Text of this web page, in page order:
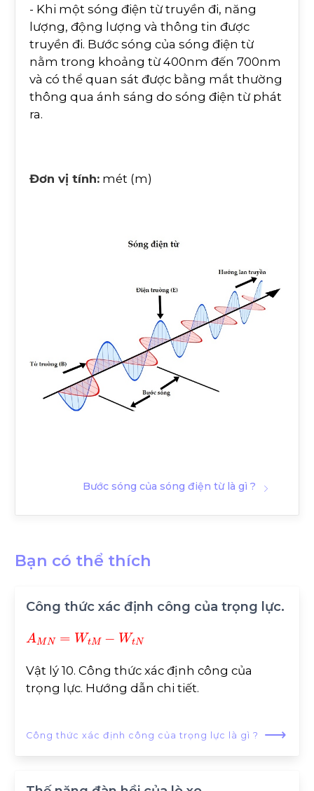
- Khi một sóng điện từ truyền đi, năng
lượng, động lượng và thông tin được
truyền đi. Bước sóng của sóng điện từ
nằm trong khoảng từ 400nm đến 700nm
và có thể quan sát được bằng mắt thường
thông qua ánh sáng do sóng điện từ phát
ra.
Đơn vị tính: mét (m)
Bước sóng của sóng điện từ là gì ?
Bạn có thể thích
Công thức xác định công của trọng lực.
A Wt WtN
Vật lý 10. Công thức xác định công của
trọng lực. Hướng dẫn chi tiết.
Công thức xác định công của trọng lực là gì ? ⟶